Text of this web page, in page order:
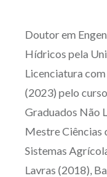
Doutor em
Hídricos pela
Licenciatura
(2023) pelo
Graduados Não
Mestre Ciências
Sistemas
Lavras (2018),